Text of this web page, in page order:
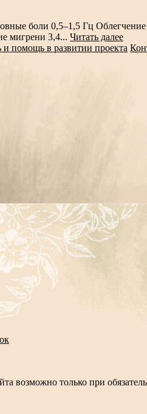
боли 0,5–1,5 Гц
мигрени 3,4... Читать далее
и помощь в развитии проекта
возможно только при